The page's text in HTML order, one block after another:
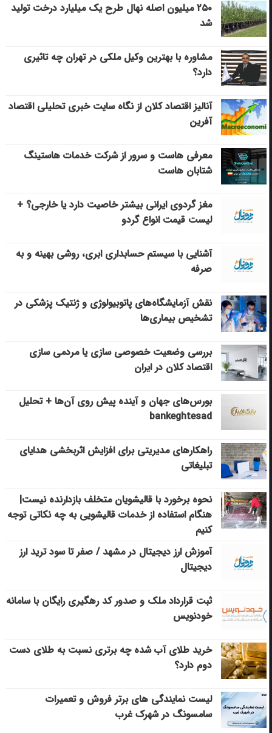
۲۵۰ میلیون اصله نهال طرح یک میلیارد درخت تولید
شد
مشاوره با بهترین وکیل ملکی در تهران چه تاثیری
دارد؟
آنالیز اقتصاد کلان از نگاه سایت خبری تحلیلی اقتصاد
آفرین
معرفی هاست و سرور از شرکت خدمات هاستینگ
شتابان هاست
مغز گردوی ایرانی بیشتر خاصیت دارد یا خارجی؟ +
لیست قیمت انواع گردو
آشنایی با سیستم حسابداری ابری، روشی بهینه و به
صرفه
نقش آزمایشگاه‌های پاتوبیولوژی و ژنتیک پزشکی در
تشخیص بیماری‌ها
بررسی وضعیت خصوصی سازی یا مردمی سازی
اقتصاد کلان در ایران
بورس‌های جهان و آینده پیش روی آن‌ها + تحلیل
bankeghtesad
راهکارهای مدیریتی برای افزایش اثربخشی هدایای
تبلیغاتی
نحوه برخورد با قالیشویان متخلف بازدارنده نیست|
هنگام استفاده از خدمات قالیشویی به چه نکاتی توجه
کنیم
آموزش ارز دیجیتال در مشهد / صفر تا سود ترید ارز
دیجیتال
ثبت قرارداد ملک و صدور کد رهگیری رایگان با سامانه
خودنویس
خرید طلای آب شده چه برتری نسبت به طلای دست
دوم دارد؟
لیست نمایندگی های برتر فروش و تعمیرات
سامسونگ در شهرک غرب